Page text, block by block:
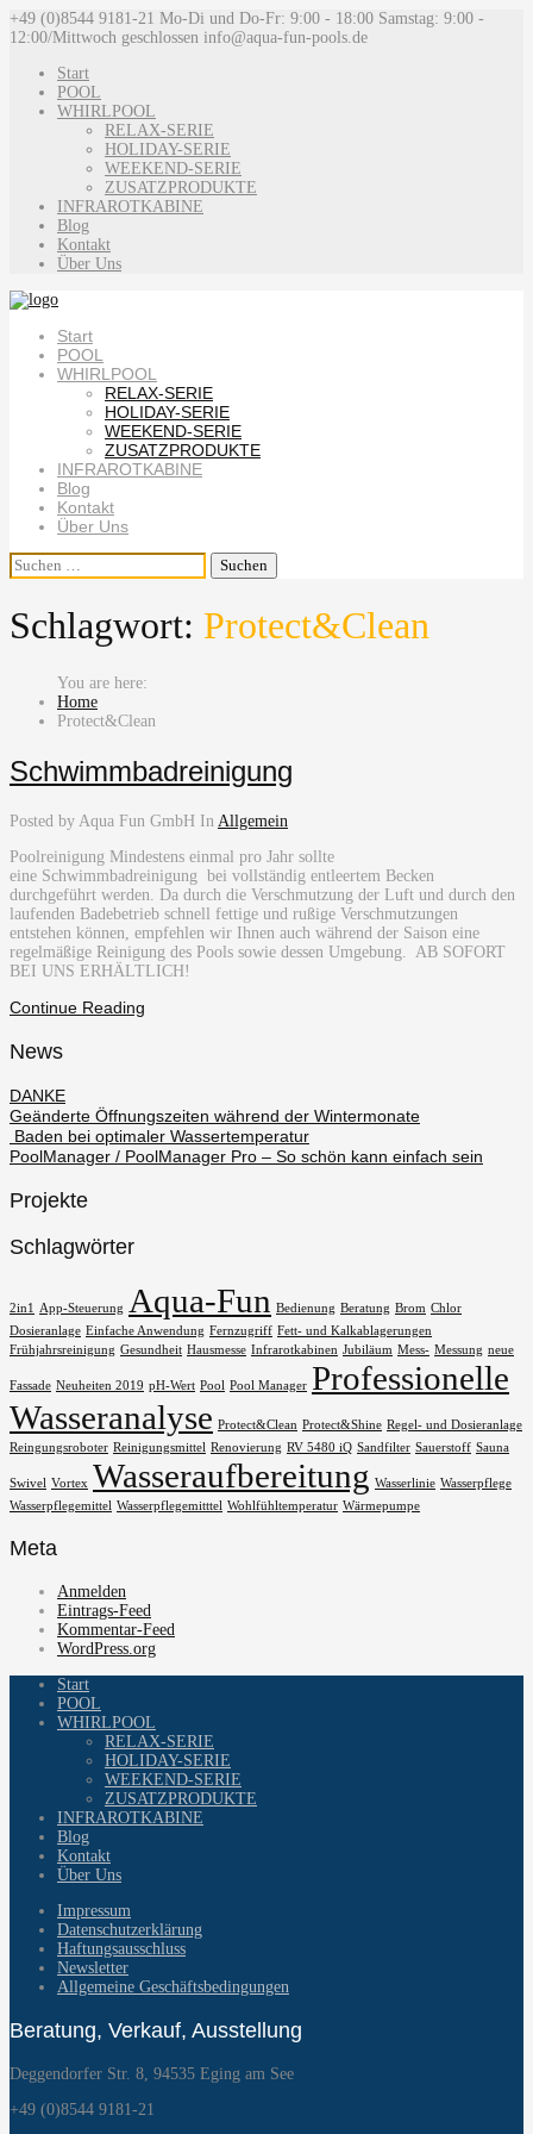
+49 (0)8544 9181-21 Mo-Di und Do-Fr: 9:00 - 18:00 Samstag: 9:00 -
12:00/Mittwoch geschlossen info@aqua-fun-pools.de
Start
POOL
WHIRLPOOL
RELAX-SERIE
HOLIDAY-SERIE
WEEKEND-SERIE
ZUSATZPRODUKTE
INFRAROTKABINE
Blog
Kontakt
Über Uns
Start
POOL
WHIRLPOOL
RELAX-SERIE
HOLIDAY-SERIE
WEEKEND-SERIE
ZUSATZPRODUKTE
INFRAROTKABINE
Blog
Kontakt
Über Uns
Suchen
nach:
Schlagwort: Protect&Clean
Home
Protect&Clean
Schwimmbadreinigung
Posted by Aqua Fun GmbH In Allgemein
Poolreinigung Mindestens einmal pro Jahr sollte
eine Schwimmbadreinigung bei vollständig entleertem Becken
durchgeführt werden. Da durch die Verschmutzung der Luft und durch den
laufenden Badebetrieb schnell fettige und rußige Verschmutzungen
entstehen können, empfehlen wir Ihnen auch während der Saison eine
regelmäßige Reinigung des Pools sowie dessen Umgebung. AB SOFORT
BEI UNS ERHÄLTLICH!
Continue Reading
News
DANKE
Geänderte Öffnungszeiten während der Wintermonate
Baden bei optimaler Wassertemperatur
PoolManager / PoolManager Pro – So schön kann einfach sein
Projekte
Schlagwörter
2in1 App-Steuerung Aqua-Fun Bedienung Beratung Brom Chlor
Dosieranlage Einfache Anwendung Fernzugriff Fett- und Kalkablagerungen
Frühjahrsreinigung Gesundheit Hausmesse Infrarotkabinen Jubiläum Mess- Messung neue
Fassade Neuheiten 2019 pH-Wert Pool Pool Manager Professionelle
Wasseranalyse Protect&Clean Protect&Shine Regel- und Dosieranlage
Reingungsroboter Reinigungsmittel Renovierung RV 5480 iQ Sandfilter Sauerstoff Sauna
Swivel Vortex Wasseraufbereitung Wasserlinie Wasserpflege
Wasserpflegemittel Wasserpflegemitttel Wohlfühltemperatur Wärmepumpe
Meta
Anmelden
Eintrags-Feed
Kommentar-Feed
WordPress.org
Start
POOL
WHIRLPOOL
RELAX-SERIE
HOLIDAY-SERIE
WEEKEND-SERIE
ZUSATZPRODUKTE
INFRAROTKABINE
Blog
Kontakt
Über Uns
Impressum
Datenschutzerklärung
Haftungsausschluss
Newsletter
Allgemeine Geschäftsbedingungen
Beratung, Verkauf, Ausstellung
Deggendorfer Str. 8, 94535 Eging am See
+49 (0)8544 9181-21